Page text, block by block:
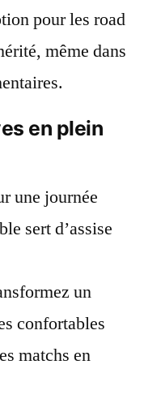
pour les road
même dans
en plein
une journée
sert d’assise
un
confortables
matchs en